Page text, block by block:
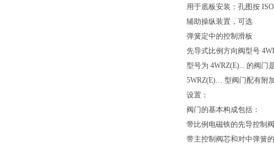
用于底板安装：孔图按
辅助操纵装置，可选
弹簧定中的控制滑板
先导式比例方向阀型号
型号为 4WRZ(E)... 的阀门
5WRZ(E)… 型阀门配有附
设置：
阀门的基本构成包括：
带比例电磁铁的先导控制阀
带主控制阀芯和对中弹簧